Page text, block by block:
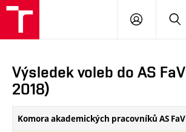
PŘIHLÁSIT
Výsledek voleb do AS
2018)
Komora akademických pracovníků AS